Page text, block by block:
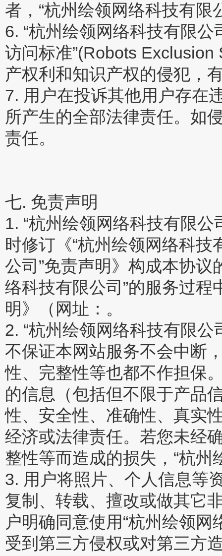
者，“杭州绘领网络科技有限
6. “杭州绘领网络科技有限
访问标准”(Robots
产权利和知识产权的侵犯，
7. 用户在投诉其他用户存在
所产生的全部法律责任。如
责任。
七. 免责声明
1. “杭州绘领网络科技有限公
时修订《“杭州绘领网络科技
公司”免责声明》构成本协
络科技有限公司”的服务过程
明》（网址：。
2. “杭州绘领网络科技有限
不保证本网站服务不会中断
性、完整性等也都不作担保
的信息（包括但不限于产品
性、安全性、准确性、真实
经济或法律责任。若您未经
整性等而造成的损失，“杭
3. 用户将照片、个人信息等
复制、转载、擅改或做其它
户明确同意使用“杭州绘领
受到第三方侵权或对第三方